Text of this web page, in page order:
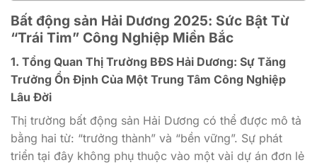
Bất động sản Hải Dương 2025: Sức Bật Từ
“Trái Tim” Công Nghiệp Miền Bắc
1. Tổng Quan Thị Trường BĐS Hải Dương: Sự Tăng
Trưởng Ổn Định Của Một Trung Tâm Công Nghiệp
Lâu Đời
Thị trường bất động sản Hải Dương có thể được mô tả
bằng hai từ: “trưởng thành” và “bền vững”. Sự phát
triển tại đây không phụ thuộc vào một vài dự án đơn lẻ